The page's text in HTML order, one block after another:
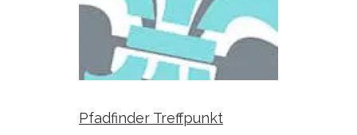
Pfadfinder Treffpunkt